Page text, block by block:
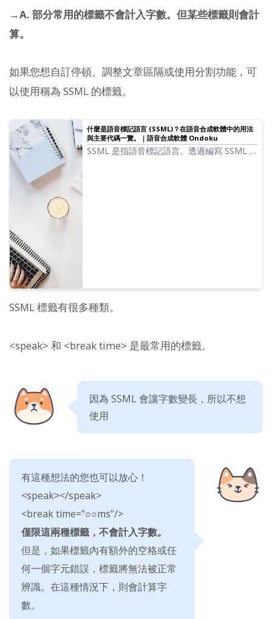
→A. 部分常用的標籤不會計入字數。但某些標籤則會計
算。
如果您想自訂停頓、調整文章區隔或使用分割功能，可
以使用稱為 SSML 的標籤。
什麼是語音標記語言 (SSML)？在語音合成軟體中的用法
與主要代碼一覽。｜語音合成軟體 Ondoku
SSML 是指語音標記語言。透過編寫 SSML 代
SSML 標籤有很多種類。
<speak> 和 <break time> 是最常用的標籤。
因為 SSML 會讓字數變長，所以不想
使用
有這種想法的您也可以放心！
<speak></speak>
<break time="○○ms"/>
僅限這兩種標籤，不會計入字數。
但是，如果標籤內有額外的空格或任
何一個字元錯誤，標籤將無法被正常
辨識。在這種情況下，則會計算字
數。